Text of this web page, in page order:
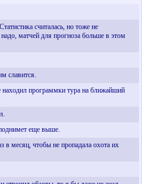
считалась, но тоже не
матчей для прогноза больше в этом
славится.
находил программки тура на ближайший
еще выше.
в месяц, чтобы не пропадала охота их